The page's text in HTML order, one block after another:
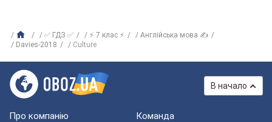
✅ ГДЗ ✅ ⚡ 7 клас ⚡
Англійська мова ✍
Davies-2018
Culture
В начало
Про компанію Команда